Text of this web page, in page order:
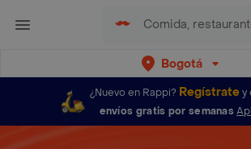
Bogotá
¿Nuevo en Rappi? Regístratey
envíos gratis por semanas